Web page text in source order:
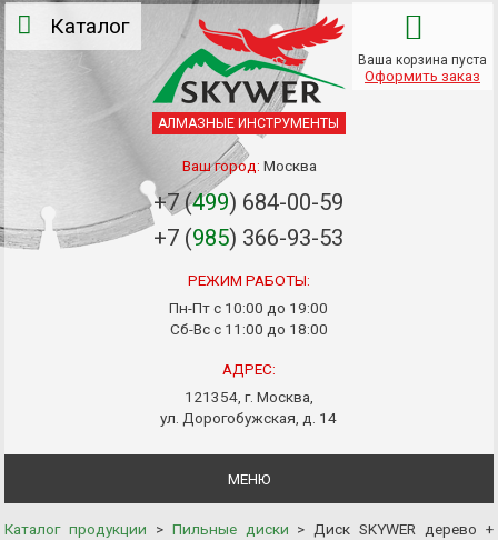
АЛМАЗНЫЕ ИНСТРУМЕНТЫ
Ваш город: Москва
+7 (499) 684-00-59
+7 (985) 366-93-53
РЕЖИМ РАБОТЫ:
Пн-Пт с 10:00 до 19:00
Сб-Вс с 11:00 до 18:00
АДРЕС:
121354, г. Москва,
ул. Дорогобужская, д. 14
Ваша корзина пуста
Оформить заказ
МЕНЮ
Каталог продукции > Пильные диски > Диск SKYWER дерево +
Каталог